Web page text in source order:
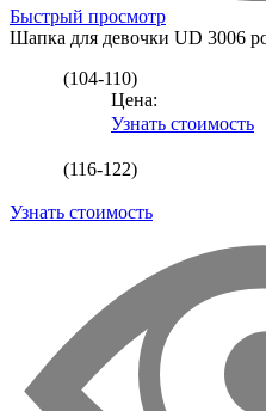
Быстрый просмотр
Шапка для девочки UD 3006
(104-110)
Цена:
Узнать стоимость
(116-122)
Узнать стоимость